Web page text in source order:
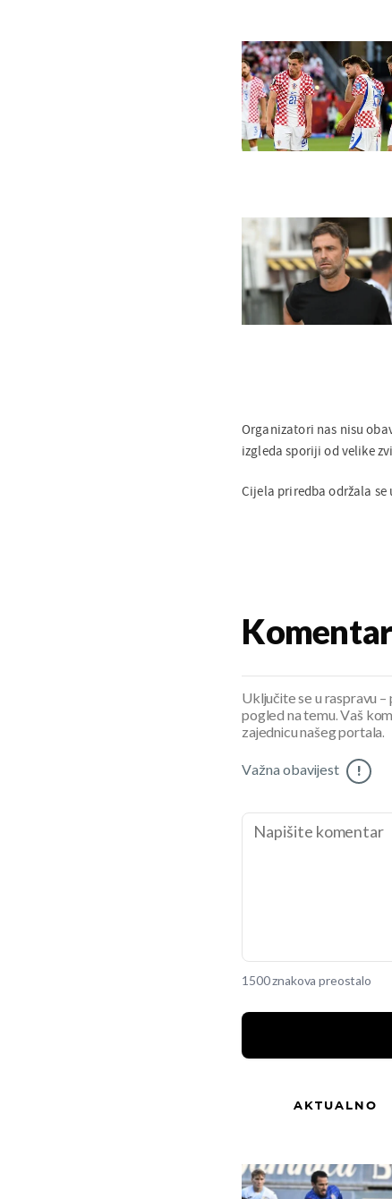
Organizatori nas nisu
izgleda sporiji od velike
Cijela priredba održala se
Uključite se u raspravu
pogled na temu. Vaš
zajednicu našeg portala.
Važna obavijest !
1500 znakova preostalo
AKTUALNO